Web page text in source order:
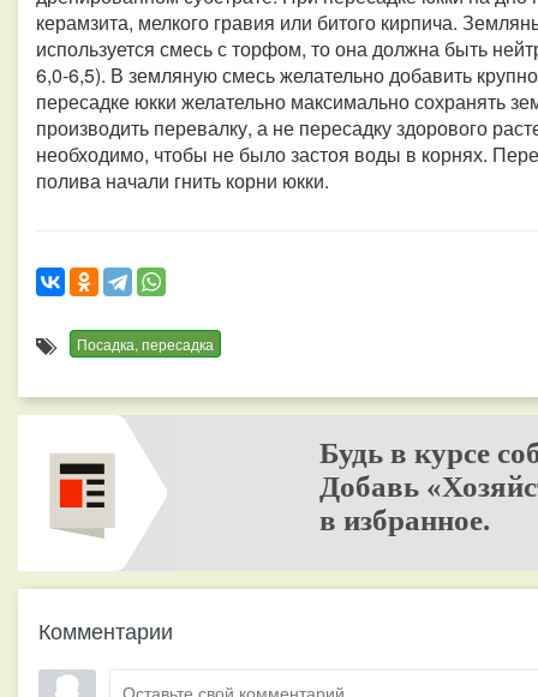
керамзита, мелкого гравия или битого кирпича.
используется смесь с торфом, то она должна быть
6,0-6,5). В земляную смесь желательно добавить
пересадке юкки желательно максимально сохранять
производить перевалку, а не пересадку здорового
необходимо, чтобы не было застоя воды в корнях.
полива начали гнить корни юкки.
Посадка, пересадка
Будь в курсе
Добавь
в избранное.
Комментарии